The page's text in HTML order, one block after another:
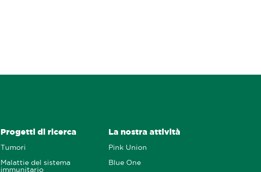
Progetti di ricerca
Tumori
Malattie del sistema
immunitario
La nostra attività
Pink Union
Blue One